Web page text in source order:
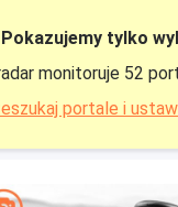
Pokazujemy tylko
monitoruje 52
portale i